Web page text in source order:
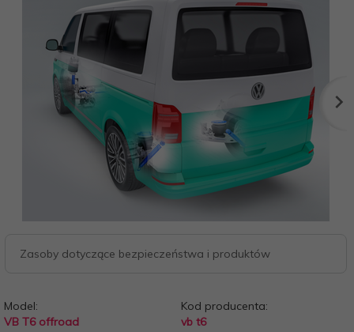
Zasoby dotyczące bezpieczeństwa i produktów
Model:
VB T6 offroad
Kod producenta:
vb t6